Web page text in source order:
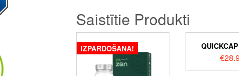
Saistītie Produkti
IZPĀRDOŠANA!
€